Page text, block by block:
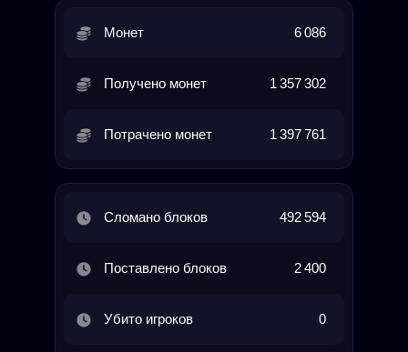
Монет 6 086
Получено монет 1 357 302
Потрачено монет 1 397 761
Сломано блоков 492 594
Поставлено блоков 2 400
Убито игроков 0